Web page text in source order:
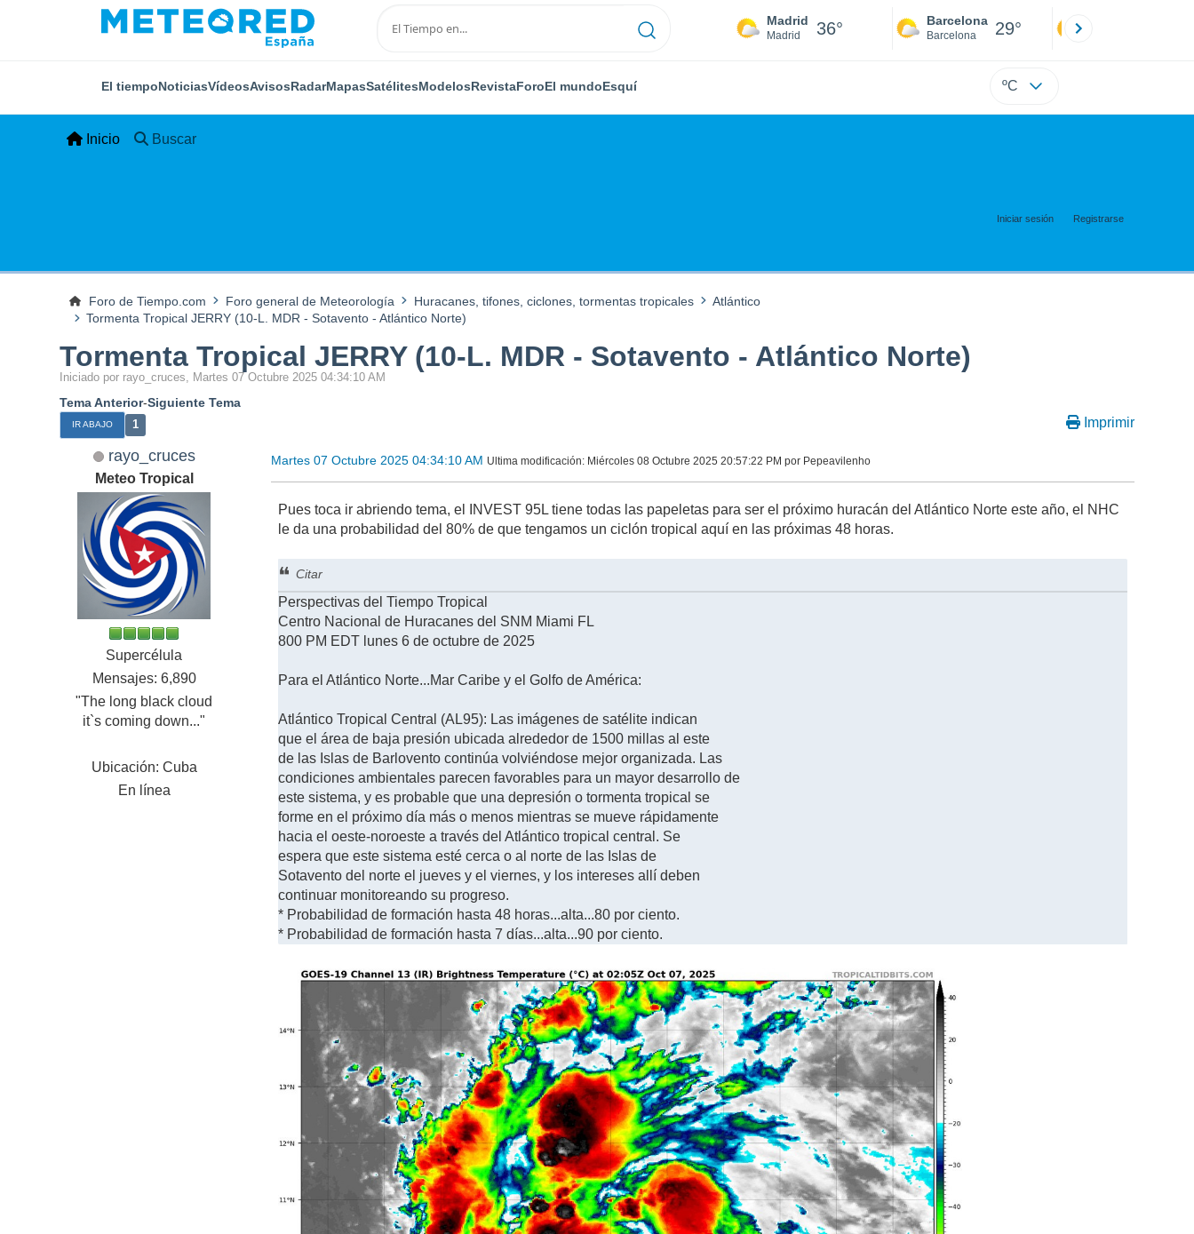
Madrid
Madrid 36° Barcelona
Barcelona 29°
El tiempoNoticiasVídeosAvisosRadarMapasSatélitesModelosRevistaForoEl mundoEsquí ºC
Inicio Buscar
Iniciar sesión Registrarse
Foro de Tiempo.com Foro general de Meteorología Huracanes, tifones, ciclones, tormentas tropicales
Atlántico
Tormenta Tropical JERRY (10-L. MDR - Sotavento - Atlántico Norte)
Tormenta Tropical JERRY (10-L. MDR - Sotavento - Atlántico Norte)
Iniciado por rayo_cruces, Martes 07 Octubre 2025 04:34:10 AM
Tema Anterior-Siguiente Tema
IR ABAJO 1 Imprimir
rayo_cruces
Meteo Tropical
Supercélula
Mensajes: 6,890
"The long black cloud
it`s coming down..."
Ubicación: Cuba
En línea
Martes 07 Octubre 2025 04:34:10 AM Ultima modificación: Miércoles 08 Octubre 2025 20:57:22 PM por Pepeavilenho
Pues toca ir abriendo tema, el INVEST 95L tiene todas las papeletas para ser el próximo huracán del Atlántico Norte este año, el NHC
le da una probabilidad del 80% de que tengamos un ciclón tropical aquí en las próximas 48 horas.
Citar
Perspectivas del Tiempo Tropical
Centro Nacional de Huracanes del SNM Miami FL
800 PM EDT lunes 6 de octubre de 2025
Para el Atlántico Norte...Mar Caribe y el Golfo de América:
Atlántico Tropical Central (AL95): Las imágenes de satélite indican
que el área de baja presión ubicada alrededor de 1500 millas al este
de las Islas de Barlovento continúa volviéndose mejor organizada. Las
condiciones ambientales parecen favorables para un mayor desarrollo de
este sistema, y es probable que una depresión o tormenta tropical se
forme en el próximo día más o menos mientras se mueve rápidamente
hacia el oeste-noroeste a través del Atlántico tropical central. Se
espera que este sistema esté cerca o al norte de las Islas de
Sotavento del norte el jueves y el viernes, y los intereses allí deben
continuar monitoreando su progreso.
* Probabilidad de formación hasta 48 horas...alta...80 por ciento.
* Probabilidad de formación hasta 7 días...alta...90 por ciento.